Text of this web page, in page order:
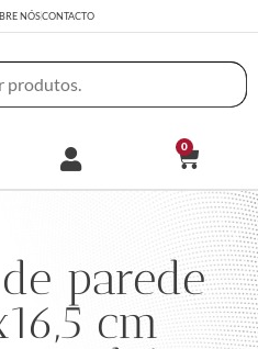
NÓSCONTACTO
0
parede
cm